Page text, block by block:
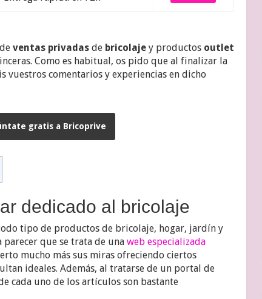
ventas privadasde bricolajey productosoutlet
Como es habitual, os pido que al finalizar la
vuestros comentarios y experiencias en dicho
gratis a Bricoprive
dedicado al bricolaje
tipo de productos de bricolaje, hogar, jardín y
parecer que se trata de una web especializada
mucho más sus miras ofreciendo ciertos
ideales. Además, al tratarse de un portal de
cada uno de los artículos son bastante